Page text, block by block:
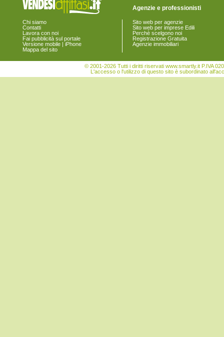
Chi siamo
Contatti
Lavora con noi
Fai pubblicità sul portale
Versione mobile | iPhone
Mappa del sito
Agenzie e professionisti
Sito web per agenzie
Sito web per imprese Edili
Perchè scelgono noi
Registrazione Gratuita
Agenzie immobiliari
© 2001-2026 Tutti i diritti riservati www.smartly.it P.IVA
L'accesso o l'utilizzo di questo sito è subordinato